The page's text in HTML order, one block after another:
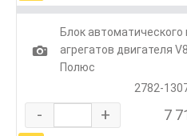
1
Блок
агрегатов двигателя
Полюс
2782-
- + 7